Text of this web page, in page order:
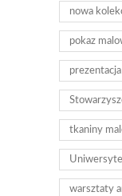
nowa
pokaz
tkaniny
warsztaty